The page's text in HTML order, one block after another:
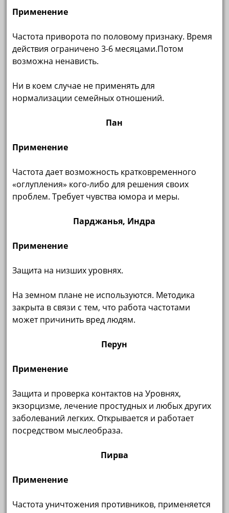
Применение
Частота приворота по половому признаку. Время
действия ограничено 3-6 месяцами.Потом
возможна ненависть.
Ни в коем случае не применять для
нормализации семейных отношений.
Пан
Применение
Частота дает возможность кратковременного
«оглупления» кого-либо для решения своих
проблем. Требует чувства юмора и меры.
Парджанья, Индра
Применение
Защита на низших уровнях.
На земном плане не используются. Методика
закрыта в связи с тем, что работа частотами
может причинить вред людям.
Перун
Применение
Защита и проверка контактов на Уровнях,
экзорцизме, лечение простудных и любых других
заболеваний легких. Открывается и работает
посредством мыслеобраза.
Пирва
Применение
Частота уничтожения противников, применяется